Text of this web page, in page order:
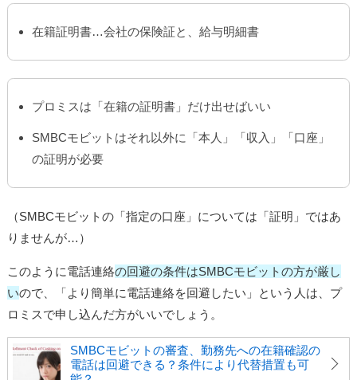
在籍証明書…会社の保険証と、給与明細書
プロミスは「在籍の証明書」だけ出せばいい
SMBCモビットはそれ以外に「本人」「収入」「口座」
の証明が必要
（SMBCモビットの「指定の口座」については「証明」ではあ
りませんが…）
このように電話連絡の回避の条件はSMBCモビットの方が厳し
いので、「より簡単に電話連絡を回避したい」という人は、プ
ロミスで申し込んだ方がいいでしょう。
SMBCモビットの審査、勤務先への在籍確認の
電話は回避できる？条件により代替措置も可